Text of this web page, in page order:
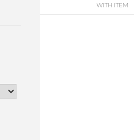
WITH ITEM